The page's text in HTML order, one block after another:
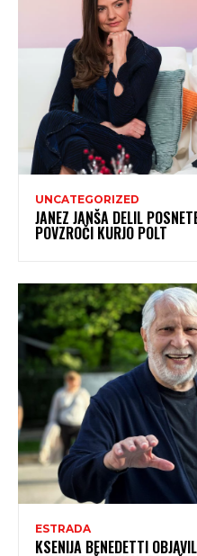
UNCATEGORIZED
JANEZ JANŠA DELIL
POVZROČI KURJO POLT
ESTRADA
KSENIJA BENEDETTI